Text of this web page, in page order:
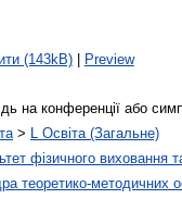
(143kB)| Preview
на конференції або
> L Освіта (Загальне)
фізичного виховання
теоретико-методичних